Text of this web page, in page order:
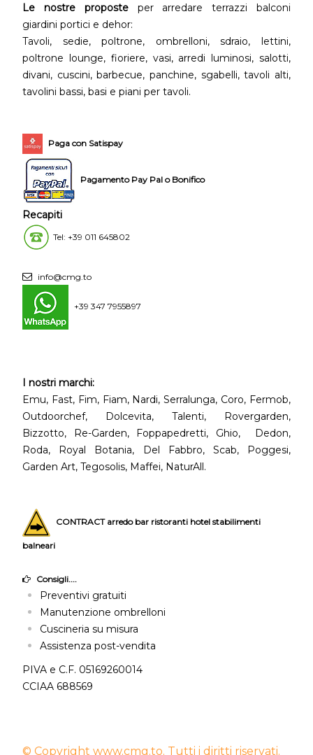
Le nostre proposteper arredare terrazzi balconi
giardini portici e dehor:
Tavoli, sedie, poltrone, ombrelloni, sdraio, lettini,
poltrone lounge, fioriere, vasi, arredi luminosi, salotti,
divani, cuscini, barbecue, panchine, sgabelli, tavoli alti,
tavolini bassi, basi e piani per tavoli.
Paga con Satispay
Pagamento Pay Pal o Bonifico
Recapiti
Tel: +39 011 645802
info@cmg.to
+39 347 7955897
I nostri marchi:
Emu, Fast, Fim, Fiam, Nardi, Serralunga, Coro, Fermob,
Outdoorchef, Dolcevita, Talenti, Rovergarden,
Bizzotto, Re-Garden, Foppapedretti, Ghio, Dedon,
Roda, Royal Botania, Del Fabbro, Scab, Poggesi,
Garden Art, Tegosolis, Maffei, NaturAll.
CONTRACT arredo bar ristoranti hotel stabilimenti
balneari
Consigli....
Preventivi gratuiti
Manutenzione ombrelloni
Cuscineria su misura
Assistenza post-vendita
PIVA e C.F. 05169260014
CCIAA 688569
© Copyright www.cmg.to. Tutti i diritti riservati.